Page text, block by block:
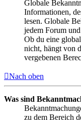
Globale
Informationen,
lesen. Globale
jedem Forum
Ob du eine
nicht, hängt von
vergebenen
Nach oben
Was sind
zu dem Bereich